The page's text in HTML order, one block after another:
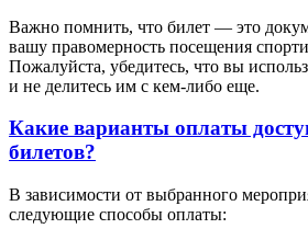
Важно помнить, что билет — это
вашу правомерность посещения
Пожалуйста, убедитесь, что вы
и не делитесь им с кем-либо еще.
Какие варианты оплаты
билетов?
В зависимости от выбранного
следующие способы оплаты: